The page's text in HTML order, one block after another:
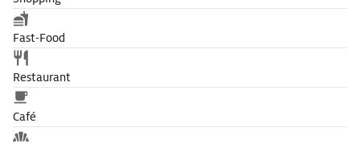
Fast-Food
Restaurant
Café